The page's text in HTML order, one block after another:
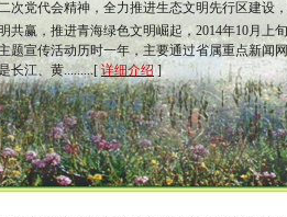
次党代会精神，全力推进生态文明先行区建
共赢，推进青海绿色文明崛起，2014年10月
题宣传活动历时一年，主要通过省属重点新
长江、黄.........[ 详细介绍]